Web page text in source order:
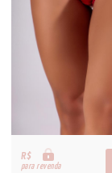
R$
para revenda